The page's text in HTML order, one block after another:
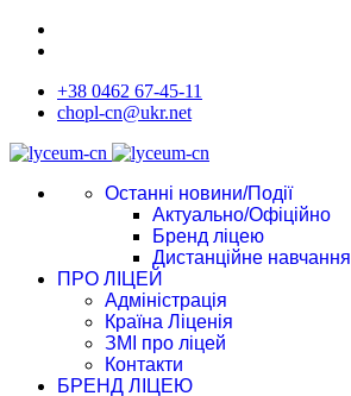
+38 0462 67-45-11
chopl-cn@ukr.net
Останні новини/Події
Актуально/Офіційно
Бренд ліцею
Дистанційне навчання
ПРО ЛІЦЕЙ
Адміністрація
Країна Ліценія
ЗМІ про ліцей
Контакти
БРЕНД ЛІЦЕЮ